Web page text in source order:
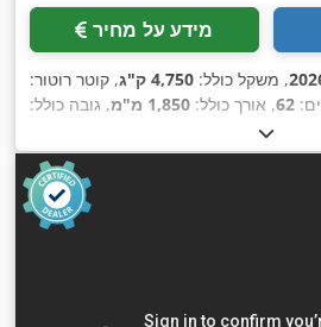
מידע על מחיר
, משקל כולל: 4,750 ק"ג
, קוטר רוטור:
62, אורך כולל: 1,850 מ"מ
, גובה כולל:
50 קילוואט (67.98 כ"ס)
, משך האחריות:
, קוטר הלהב:50 מ"מ